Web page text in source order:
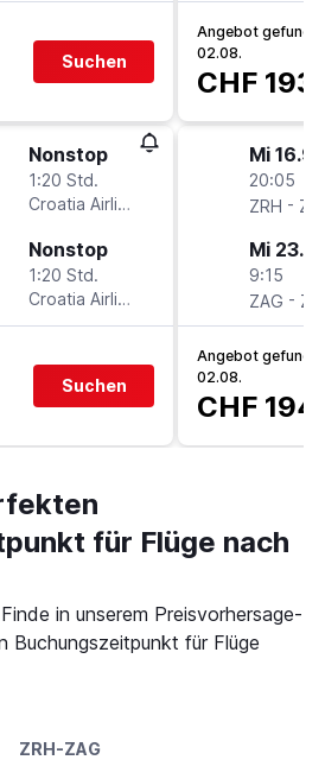
Suchen
Nonstop
1:20 Std.
Croatia Airlines
Nonstop
1:20 Std.
Croatia Airlines
Suchen
Angebot
02.08.
CHF 193
Mi 16.9.
20:05
ZRH -
Mi 23.9.
9:15
ZAG -
Angebot
02.08.
CHF 194
für Flüge nach
in unserem Preisvorhersage-
Buchungszeitpunkt für Flüge
ZRH-ZAG